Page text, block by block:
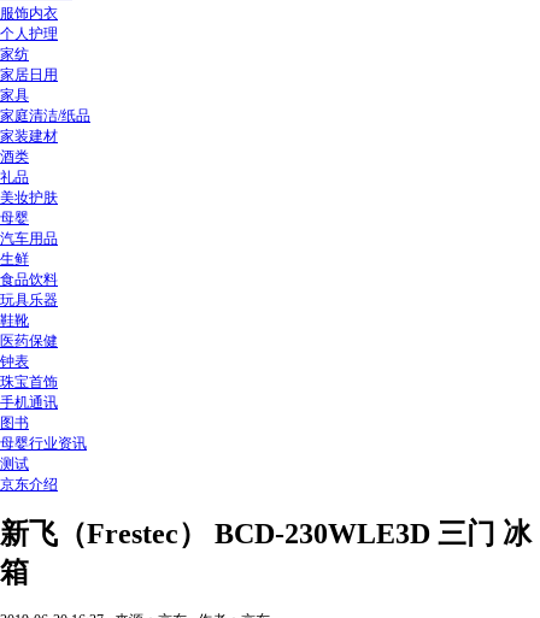
服饰内衣
个人护理
家纺
家居日用
家具
家庭清洁/纸品
家装建材
酒类
礼品
美妆护肤
母婴
汽车用品
生鲜
食品饮料
玩具乐器
鞋靴
医药保健
钟表
珠宝首饰
手机通讯
图书
母婴行业资讯
测试
京东介绍
新飞（Frestec） BCD-230WLE3D 三门 冰
箱